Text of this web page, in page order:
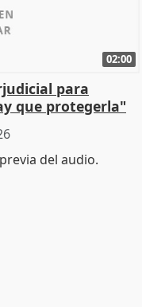
02:00
para
que protegerla"